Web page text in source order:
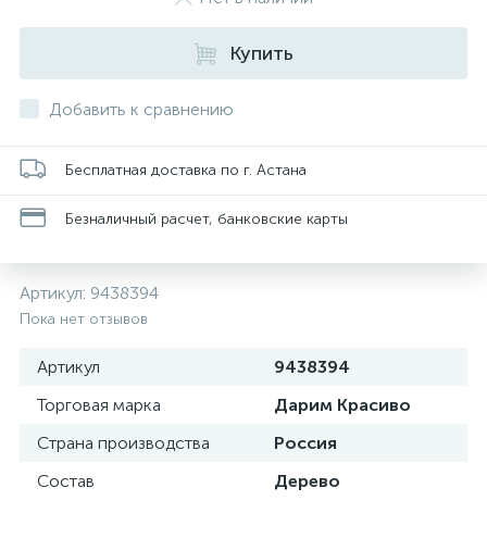
Купить
Добавить к сравнению
Бесплатная доставка по г. Астана
Безналичный расчет, банковские карты
Артикул: 9438394
Пока нет отзывов
Артикул
9438394
Торговая марка
Дарим Красиво
Страна производства
Россия
Состав
Дерево